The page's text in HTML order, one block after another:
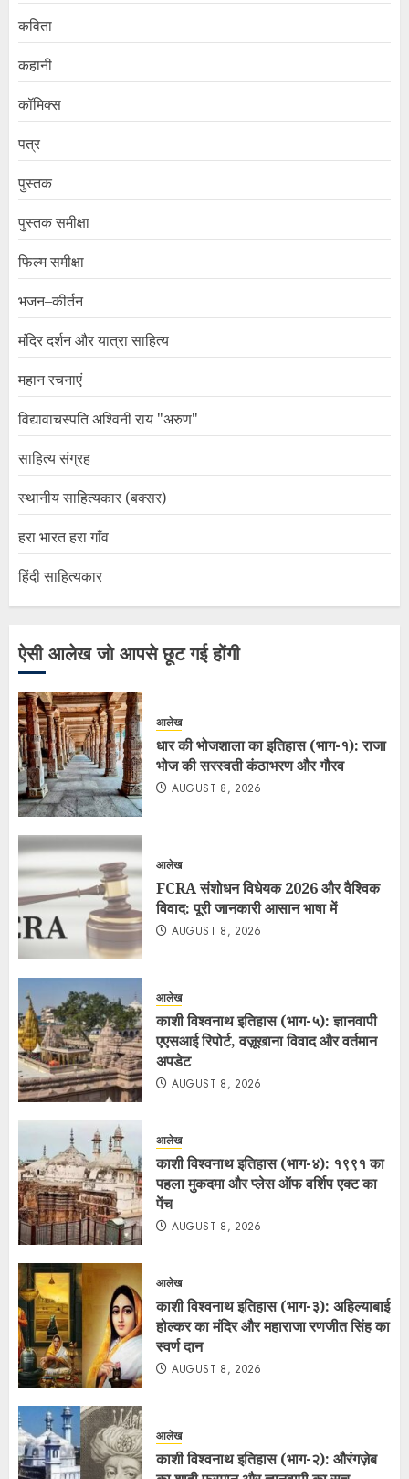
कविता
कहानी
कॉमिक्स
पत्र
पुस्तक
पुस्तक समीक्षा
फिल्म समीक्षा
भजन–कीर्तन
मंदिर दर्शन और यात्रा साहित्य
महान रचनाएं
विद्यावाचस्पति अश्विनी राय "अरुण"
साहित्य संग्रह
स्थानीय साहित्यकार (बक्सर)
हरा भारत हरा गाँव
हिंदी साहित्यकार
ऐसी आलेख जो आपसे छूट गई होंगी
आलेख
धार की भोजशाला का इतिहास (भाग-१): राजा
भोज की सरस्वती कंठाभरण और गौरव
AUGUST 8, 2026
आलेख
FCRA संशोधन विधेयक 2026 और वैश्विक
विवाद: पूरी जानकारी आसान भाषा में
AUGUST 8, 2026
आलेख
काशी विश्वनाथ इतिहास (भाग-५): ज्ञानवापी
एएसआई रिपोर्ट, वज़ूखाना विवाद और वर्तमान
अपडेट
AUGUST 8, 2026
आलेख
काशी विश्वनाथ इतिहास (भाग-४): १९९१ का
पहला मुकदमा और प्लेस ऑफ वर्शिप एक्ट का
पेंच
AUGUST 8, 2026
आलेख
काशी विश्वनाथ इतिहास (भाग-३): अहिल्याबाई
होल्कर का मंदिर और महाराजा रणजीत सिंह का
स्वर्ण दान
AUGUST 8, 2026
आलेख
काशी विश्वनाथ इतिहास (भाग-२): औरंगज़ेब